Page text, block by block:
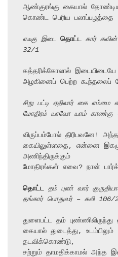
ஆண்குரங்கு கையால்
கொண்ட பெரிய பலாப்பழத்தை
எஃகு இடை தொட்ட கார்
32/1
கத்தரிக்கோலால் இடையிடையே
அழகினைப் பெற்ற கூந்தலைப்
சிறு பட்டி ஏதிலார் கை எம்மை
மோதிரம் யாவோ யாம் காண்கு
விருப்பம்போல் திரிபவனே!
கையிலுள்ளதை, என்னை
அணிந்திருக்கும்
மோதிரங்கள் எவை? நான்
தொட்ட தம் புண் வார்
தங்கார் பொதுவர் – கலி 106/
துளைபட்ட தம் புண்ணிலிருந்து
கையால் துடைத்து, உடம்பிலும்
தடவிக்கொண்டு,
சற்றும் தாமதிக்காமல் அந்த